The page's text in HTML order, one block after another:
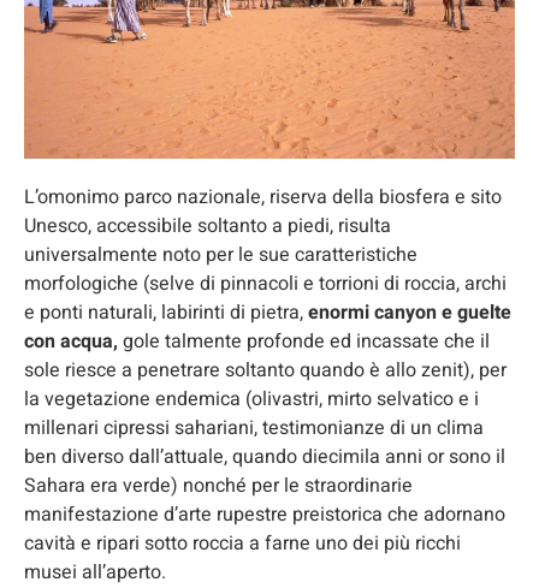
L’omonimo parco nazionale, riserva della biosfera e sito
Unesco, accessibile soltanto a piedi, risulta
universalmente noto per le sue caratteristiche
morfologiche (selve di pinnacoli e torrioni di roccia, archi
e ponti naturali, labirinti di pietra,enormi canyon e guelte
con acqua, gole talmente profonde ed incassate che il
sole riesce a penetrare soltanto quando è allo zenit), per
la vegetazione endemica (olivastri, mirto selvatico e i
millenari cipressi sahariani, testimonianze di un clima
ben diverso dall’attuale, quando diecimila anni or sono il
Sahara era verde) nonché per le straordinarie
manifestazione d’arte rupestre preistorica che adornano
cavità e ripari sotto roccia a farne uno dei più ricchi
musei all’aperto.